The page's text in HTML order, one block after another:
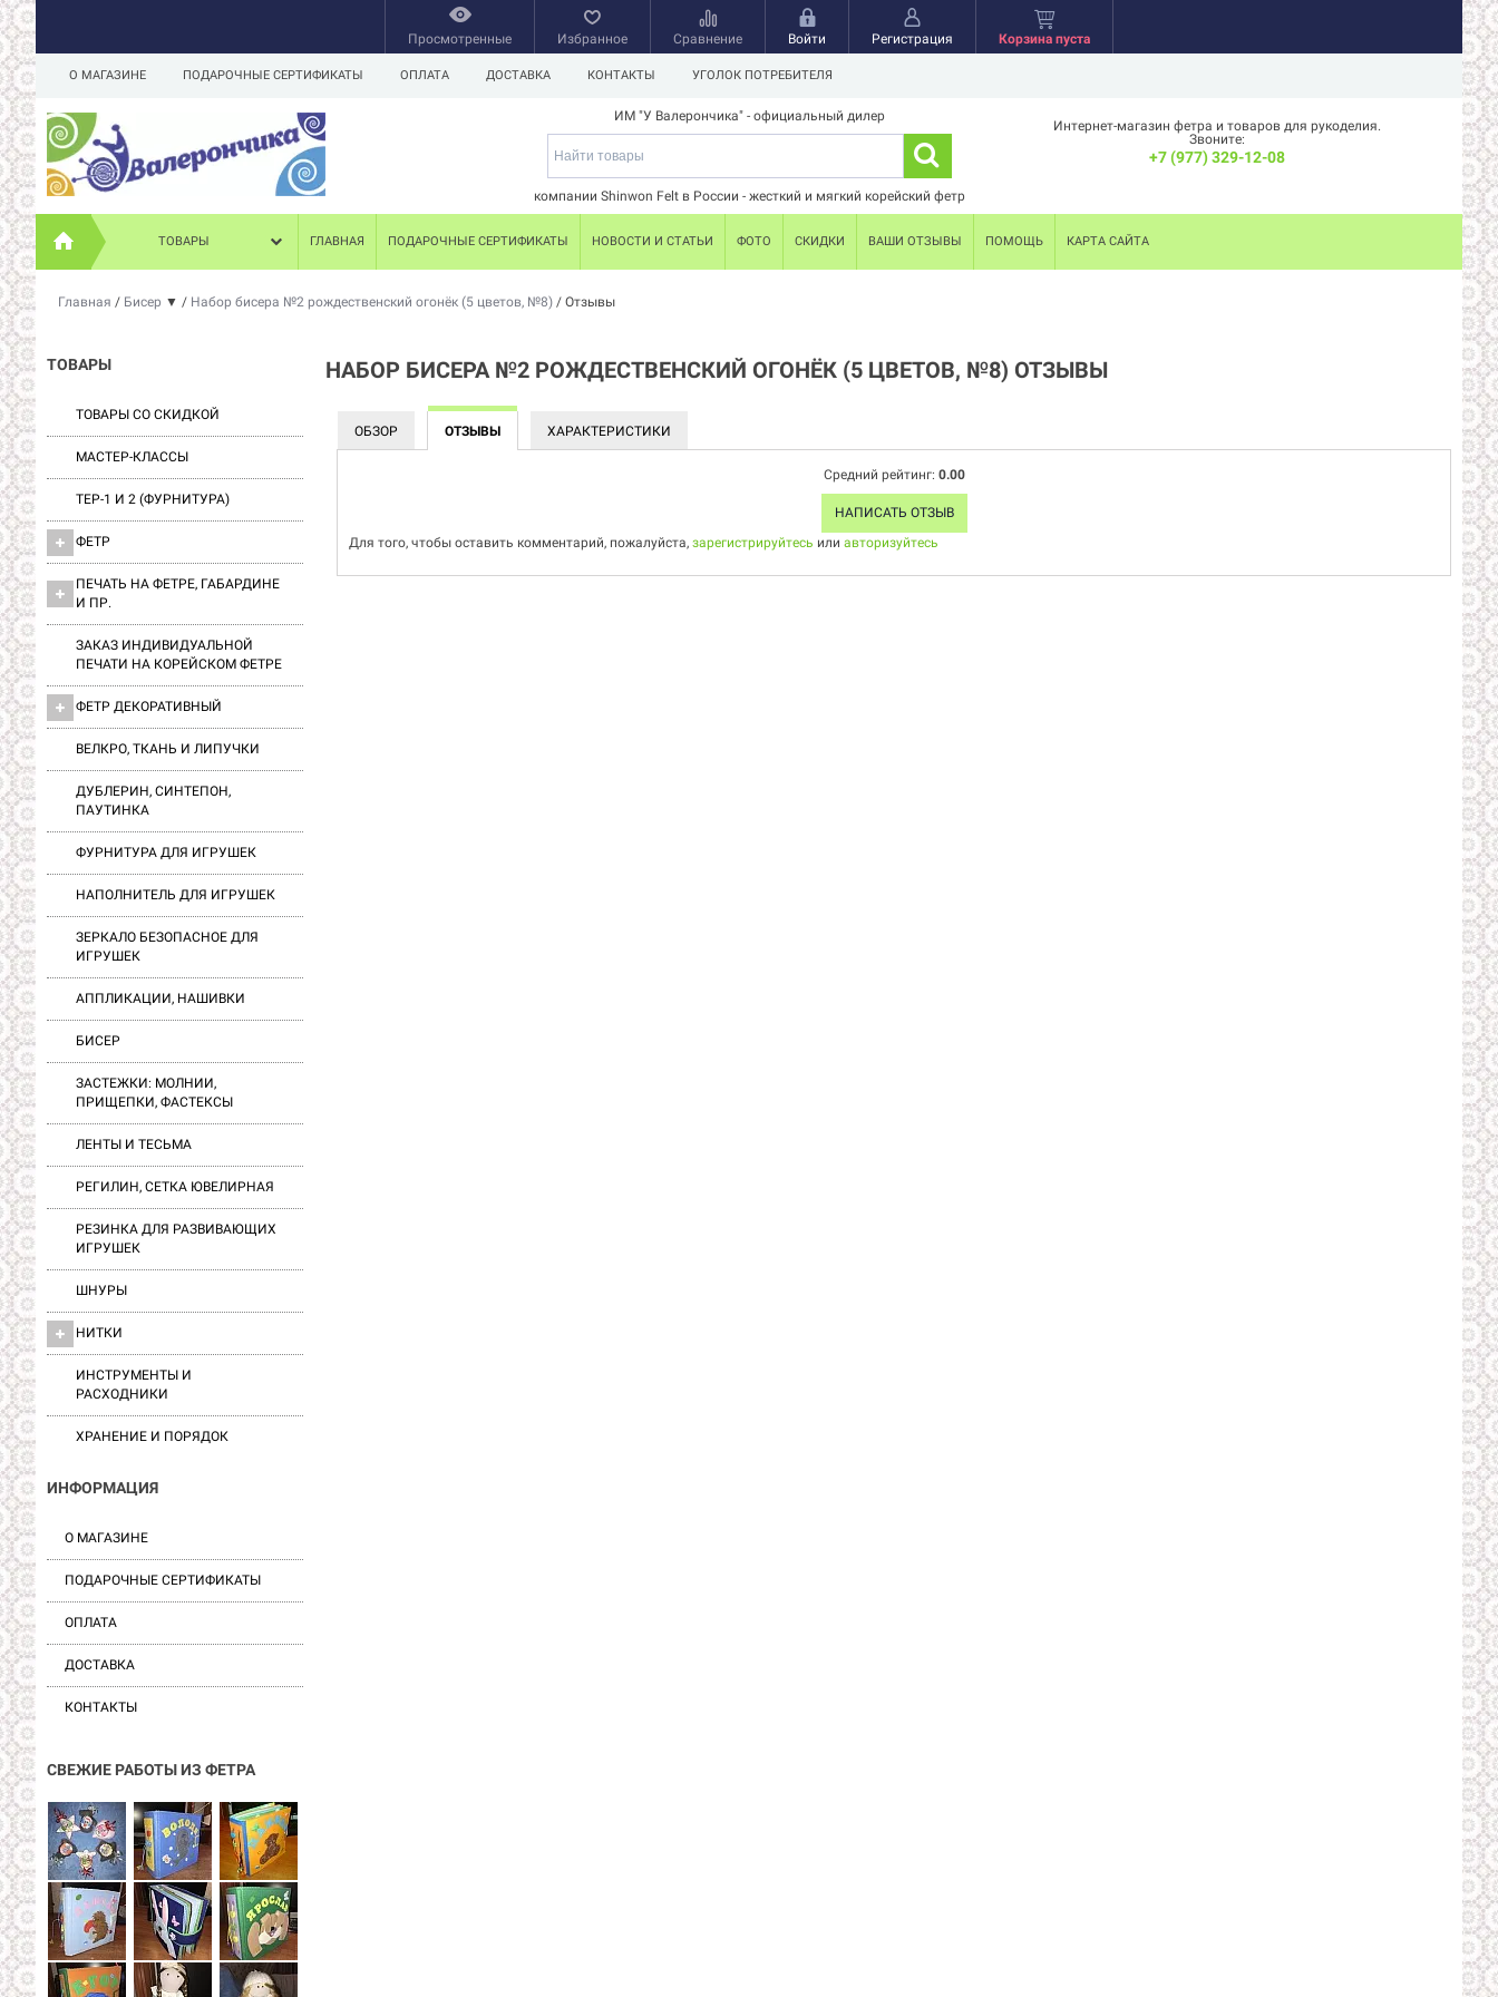
Просмотренные Избранное Сравнение Войти Регистрация Корзина пуста
О МАГАЗИНЕ ПОДАРОЧНЫЕ СЕРТИФИКАТЫ ОПЛАТА ДОСТАВКА КОНТАКТЫ УГОЛОК ПОТРЕБИТЕЛЯ
ИМ "У Валерончика" - официальный дилер
компании Shinwon Felt в России - жесткий и мягкий корейский фетр
Интернет-магазин фетра и товаров для рукоделия.
Звоните:
+7 (977) 329-12-08
ТОВАРЫ ГЛАВНАЯ ПОДАРОЧНЫЕ СЕРТИФИКАТЫ НОВОСТИ И СТАТЬИ ФОТО СКИДКИ ВАШИ ОТЗЫВЫ ПОМОЩЬ КАРТА САЙТА
Главная / Бисер ▼ / Набор бисера №2 рождественский огонёк (5 цветов, №8) / Отзывы
ТОВАРЫ
ТОВАРЫ СО СКИДКОЙ
МАСТЕР-КЛАССЫ
ТЕР-1 И 2 (ФУРНИТУРА)
ФЕТР
ПЕЧАТЬ НА ФЕТРЕ, ГАБАРДИНЕ
И ПР.
ЗАКАЗ ИНДИВИДУАЛЬНОЙ
ПЕЧАТИ НА КОРЕЙСКОМ ФЕТРЕ
ФЕТР ДЕКОРАТИВНЫЙ
ВЕЛКРО, ТКАНЬ И ЛИПУЧКИ
ДУБЛЕРИН, СИНТЕПОН,
ПАУТИНКА
ФУРНИТУРА ДЛЯ ИГРУШЕК
НАПОЛНИТЕЛЬ ДЛЯ ИГРУШЕК
ЗЕРКАЛО БЕЗОПАСНОЕ ДЛЯ
ИГРУШЕК
АППЛИКАЦИИ, НАШИВКИ
БИСЕР
ЗАСТЕЖКИ: МОЛНИИ,
ПРИЩЕПКИ, ФАСТЕКСЫ
ЛЕНТЫ И ТЕСЬМА
РЕГИЛИН, СЕТКА ЮВЕЛИРНАЯ
РЕЗИНКА ДЛЯ РАЗВИВАЮЩИХ
ИГРУШЕК
ШНУРЫ
НИТКИ
ИНСТРУМЕНТЫ И
РАСХОДНИКИ
ХРАНЕНИЕ И ПОРЯДОК
ИНФОРМАЦИЯ
О МАГАЗИНЕ
ПОДАРОЧНЫЕ СЕРТИФИКАТЫ
ОПЛАТА
ДОСТАВКА
КОНТАКТЫ
СВЕЖИЕ РАБОТЫ ИЗ ФЕТРА
НАБОР БИСЕРА №2 РОЖДЕСТВЕНСКИЙ ОГОНЁК (5 ЦВЕТОВ, №8) ОТЗЫВЫ
ОБЗОР ОТЗЫВЫ ХАРАКТЕРИСТИКИ
Средний рейтинг: 0.00
НАПИСАТЬ ОТЗЫВ
Для того, чтобы оставить комментарий, пожалуйста, зарегистрируйтесь или авторизуйтесь